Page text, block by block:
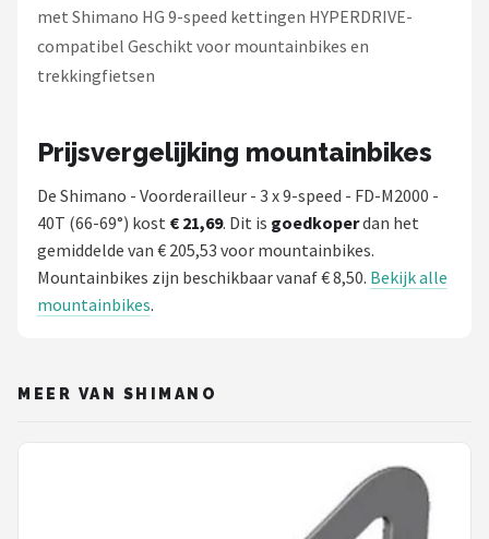
met Shimano HG 9-speed kettingen HYPERDRIVE-
compatibel Geschikt voor mountainbikes en
trekkingfietsen
Prijsvergelijking mountainbikes
De Shimano - Voorderailleur - 3 x 9-speed - FD-M2000 -
40T (66-69°) kost € 21,69. Dit is goedkoperdan het
gemiddelde van € 205,53 voor mountainbikes.
Mountainbikes zijn beschikbaar vanaf € 8,50. Bekijk alle
mountainbikes.
MEER VAN SHIMANO